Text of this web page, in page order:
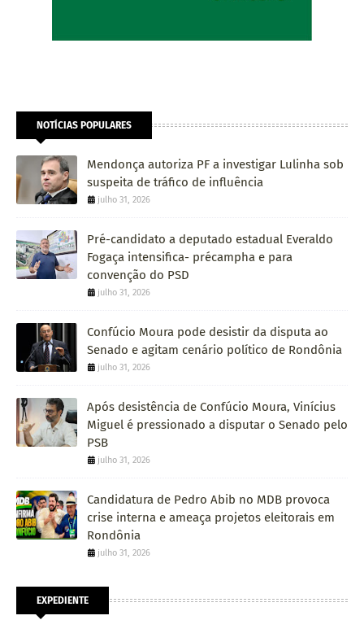
NOTÍCIAS POPULARES
Mendonça autoriza PF a investigar Lulinha sob
suspeita de tráfico de influência
julho 31, 2026
Pré-candidato a deputado estadual Everaldo
Fogaça intensifica- précampha e para
convenção do PSD
julho 31, 2026
Confúcio Moura pode desistir da disputa ao
Senado e agitam cenário político de Rondônia
julho 31, 2026
Após desistência de Confúcio Moura, Vinícius
Miguel é pressionado a disputar o Senado pelo
PSB
julho 31, 2026
Candidatura de Pedro Abib no MDB provoca
crise interna e ameaça projetos eleitorais em
Rondônia
julho 31, 2026
EXPEDIENTE